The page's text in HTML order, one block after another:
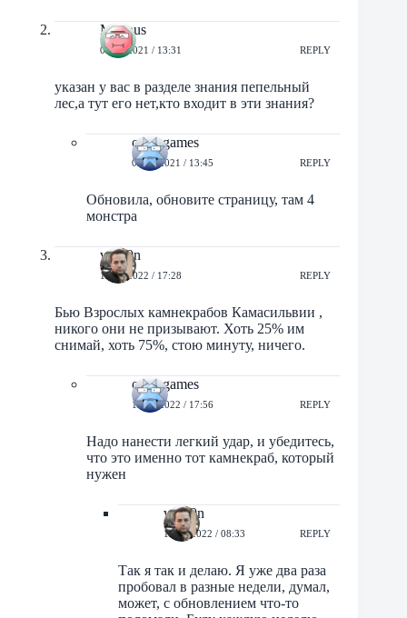
Mellous
03/09/2021 / 13:31 REPLY
указан у вас в разделе знания пепельный
лес,а тут его нет,кто входит в эти знания?
orbit-games
03/09/2021 / 13:45 REPLY
Обновила, обновите страницу, там 4
монстра
vrub0n
15/06/2022 / 17:28 REPLY
Бью Взрослых камнекрабов Камасильвии ,
никого они не призывают. Хоть 25% им
снимай, хоть 75%, стою минуту, ничего.
orbit-games
15/06/2022 / 17:56 REPLY
Надо нанести легкий удар, и убедитесь,
что это именно тот камнекраб, который
нужен
vrub0n
17/06/2022 / 08:33 REPLY
Так я так и делаю. Я уже два раза
пробовал в разные недели, думал,
может, с обновлением что-то